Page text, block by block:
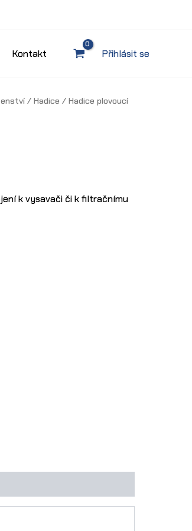
Kontakt Přihlásit se
/ Hadice / Hadice plovoucí
k vysavači či k filtračnímu